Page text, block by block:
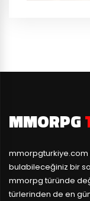
MMORPG
mmorpgturkiye.com
bulabileceğiniz bir
mmorpg türünde
türlerinden de en